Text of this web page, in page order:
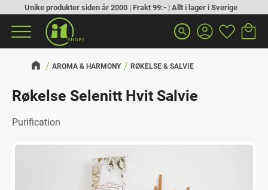
Meny
Unike produkter siden år 2000 | Frakt 99:- | Allt i lager i Sverige
search
AROMA & HARMONY RØKELSE & SALVIE
Røkelse Selenitt Hvit Salvie
Purification